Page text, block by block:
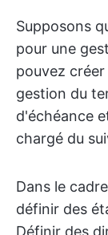
Supposons
pour une
pouvez
gestion du
d'échéance
chargé du
Dans le
définir des
Définir des